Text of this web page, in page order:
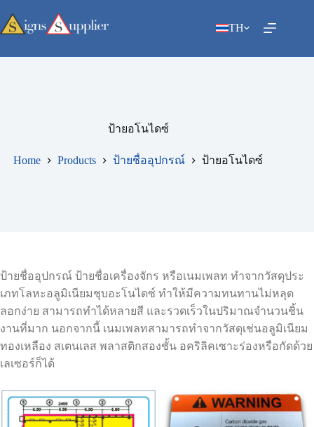
content
TH
ป้ายอโนไดซ์
Home Products ป้ายชื่ออุปกรณ์ ป้ายอโนไดซ์
ป้ายชื่ออุปกรณ์ ป้ายชื่อเครื่องจักร หรือเนมเพลท ทำจากวัสดุประ
เภทโลหะอลูมิเนียมชุบอะโนไดซ์ ทำให้มีความทนทานไม่หลุด
ลอกง่าย สามารถทำได้หลายสี และรวดเร็วในปริมาณจำนวนชิ้น
งานที่มาก นอกจากนี้ เนมเพลทสามารถทำจากวัสดุเช่นอลูมิเนียม
ทองเหลือง สเตนเลส พลาสติกสองชั้น อคริลิคเซาะร่องหรือกัดด้วย
เลเซอร์ก็ได้